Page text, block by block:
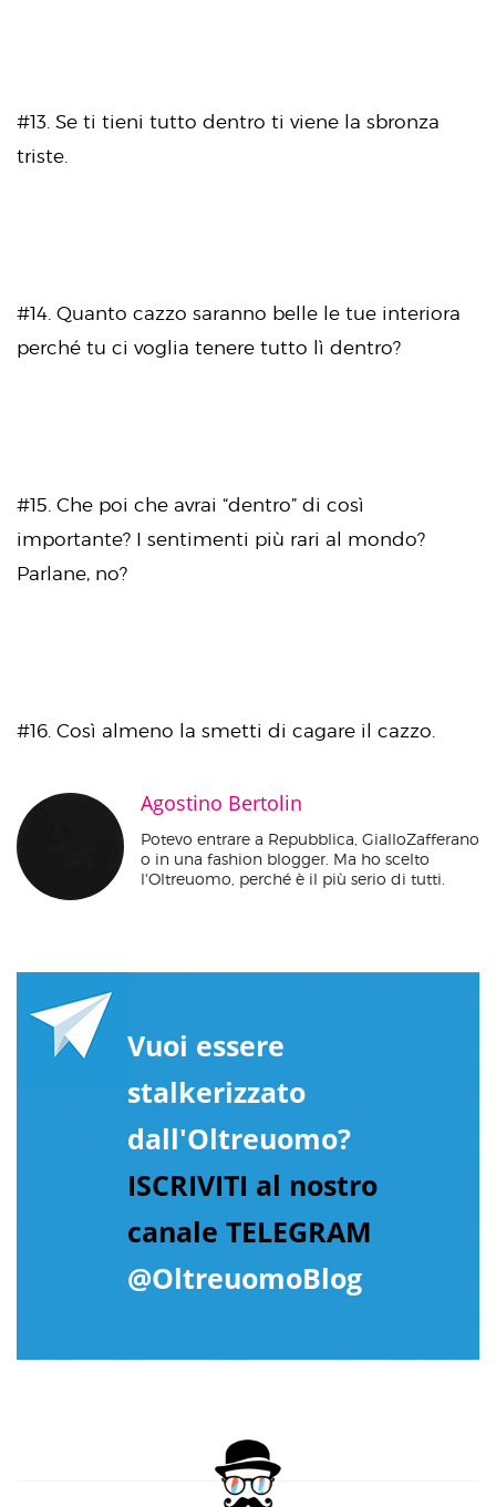
#13. Se ti tieni tutto dentro ti viene la sbronza
triste.
#14. Quanto cazzo saranno belle le tue interiora
perché tu ci voglia tenere tutto lì dentro?
#15. Che poi che avrai “dentro” di così
importante? I sentimenti più rari al mondo?
Parlane, no?
#16. Così almeno la smetti di cagare il cazzo.
Agostino Bertolin
Potevo entrare a Repubblica, GialloZafferano
o in una fashion blogger. Ma ho scelto
l'Oltreuomo, perché è il più serio di tutti.
Vuoi essere
stalkerizzato
dall'Oltreuomo?
ISCRIVITI al nostro
canale TELEGRAM
@OltreuomoBlog